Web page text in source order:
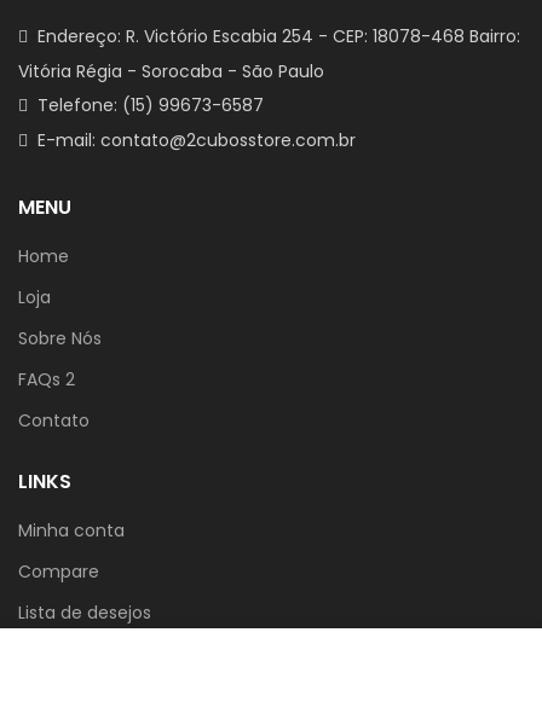
Endereço: R. Victório Escabia 254 - CEP: 18078-468 Bairro:
Vitória Régia - Sorocaba - São Paulo
Telefone: (15) 99673-6587
E-mail: contato@2cubosstore.com.br
MENU
Home
Loja
Sobre Nós
FAQs 2
Contato
LINKS
Minha conta
Compare
Lista de desejos